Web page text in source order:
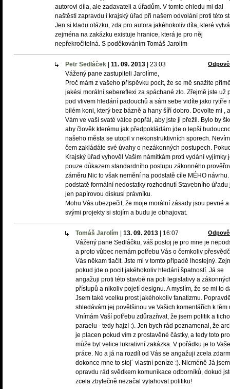
autorovi díla, ale zadavateli a úřadům. V tomto ohledu mi dal
naštěstí zapravdu i krajský úřad při našem odvolání proti této
Jen si kladu otázku, zda pro autora jakéhokoliv díla, které
zejména na zakázku existuje hranice, která je pro něj
nepřekročitelná. S poděkováním Tomáš Jarolím
Petr Sedláček 11. 09. 2013 23:03
Vážený pane zastupiteli Jarolíme,
Proč mám z vašeho příspěvku pocit, že se mě snažíte
jakési morální sebereflexi za spáchané zlo. Zřejmě jste už
pod vlivem hledání padouchů a sám sebe vidíte jako rytíře
bílém koni, který bez bázně a hany šíří dobro. Dovolte mi ,
Vám ve vaší svaté válce popřál, aby jste ji přežil. Bylo by
aby člověk kterému jak předpokládám jde o lepší
našeho města se utopil v nekonstruktivních sporech.
čem zakládáte své úvahy o nezákonných postupech.
Krajský úřad vyhověl Vašim námitkám proti vydání vyjímky
pouze důkazem standardního postupu zákonného
záměru.Nic to však nemění na podstatě cíle MÉHO návrhu.
podstatě formální nedostatky rozhodnutí Stavebního úřadu
jen papírovou diskusi právníku.
Mohu Vás ubezpečit, že moje morální zásady jsou pevné
svými projekty si stojím a budu je obhajovat.
Tomáš Jarolím 13. 09. 2013 16:07
Vážený pane Sedláčku, váš postoj je pro mne je
a proto vůbec nemám potřebu Vás o čemkoliv
Vás někam tlačít. Jste mi v tomto případě lhostejný.
pokud jde o pocit jakéhokoliv hledání špatností. Já se
angažuji proti této stavbě na poli legislativy a
přístupů a nikoliv pojetí designu. A myslím, že se mi to
Jsem také vcelku prost jakéhokoliv fanatizmu.
shledávám jej povětšinou ve Vašich komentářích k těm
Vnímám Vaší potřebu zdůrazňvat, že jsem politik a
paraelu - tedy hajzI :). Jen bych rád poznamenal, že
je placen pokud vím z prostavěné částky, a tedy toto
může byt velice lukrativní zakázka. V pořádku je to Vaše
práce. No a já na rozdíl od Vás se angažuji zcela
dokonce mne to stoj´ vlastní peníze :). Nicméně Já
opravdu rád svědkem komunikace odborníků, dokud
zcela zbytečně nezačal vytahovat politiku!